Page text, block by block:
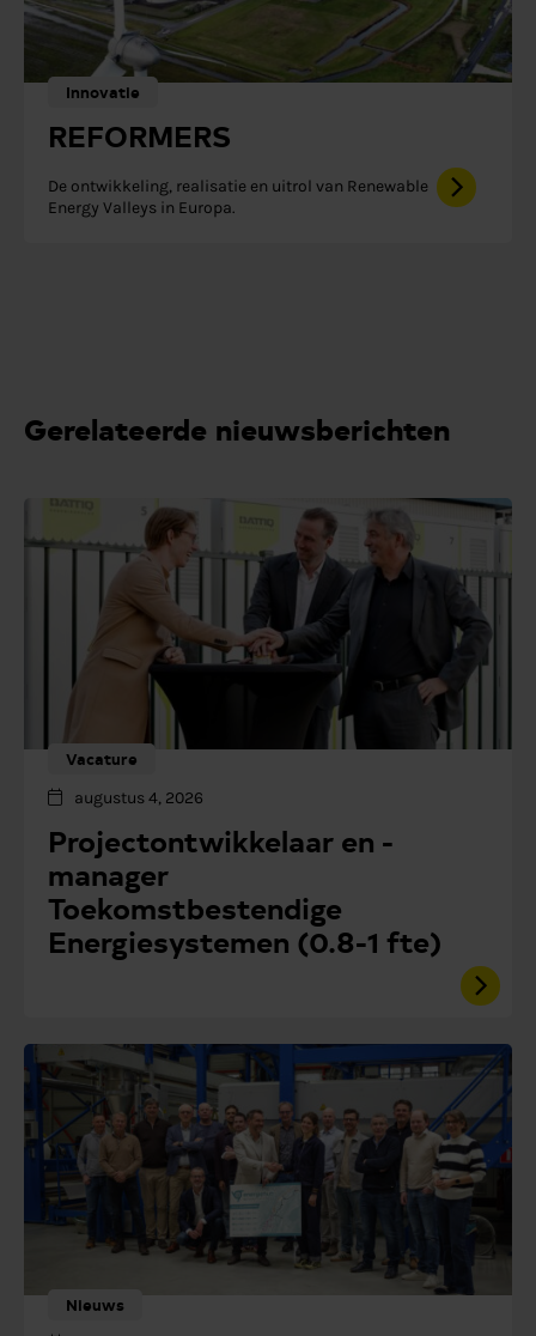
Innovatie
REFORMERS
De ontwikkeling, realisatie en uitrol van Renewable
Energy Valleys in Europa.
Gerelateerde nieuwsberichten
Vacature
augustus 4, 2026
Projectontwikkelaar en -
manager
Toekomstbestendige
Energiesystemen (0.8-1 fte)
Nieuws